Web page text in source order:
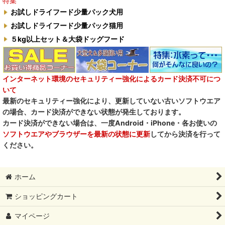
お試しドライフード少量パック犬用
お試しドライフード少量パック猫用
５kg以上セット＆大袋ドッグフード
インターネット環境のセキュリティー強化によるカード決済不可につ
いて
最新のセキュリティー強化により、更新していない古いソフトウエア
の場合、カード決済ができない状態が発生しております。
カード決済ができない場合は、一度Android・iPhone・各お使いの
ソフトウエアやブラウザーを最新の状態に更新してから決済を行って
ください。
ホーム
ショッピングカート
マイページ